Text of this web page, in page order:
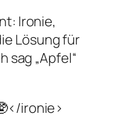
Ironie,
Lösung für
sag „Apfel“
ironie>